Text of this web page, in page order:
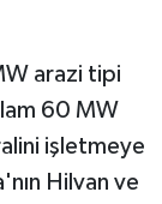
arazi tipi
60 MW
işletmeye
Hilvan ve